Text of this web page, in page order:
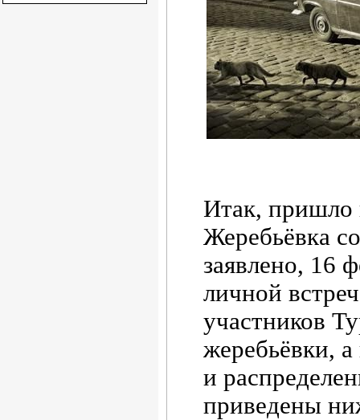
Итак, пришло
Жеребьёвка
заявлено, 16
личной
участников
жеребьёвки,
и
приведены